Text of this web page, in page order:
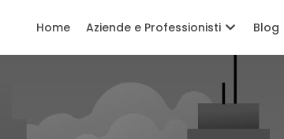
Home Aziende e Professionisti Blog